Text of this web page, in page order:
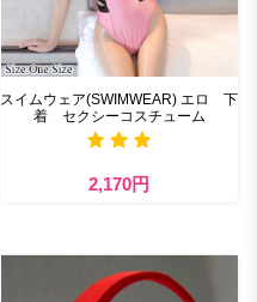
スイムウェア(SWIMWEAR) エロ 下
着 セクシーコスチューム
2,170円